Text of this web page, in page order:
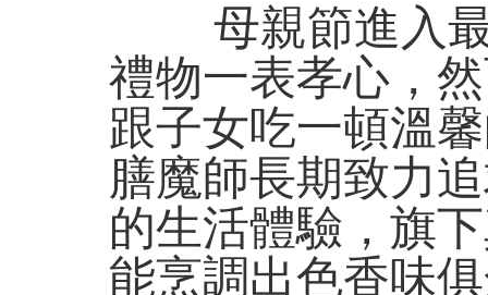
母親節進入最
禮物一表孝心，
跟子女吃一頓溫
膳魔師長期致力
的生活體驗，旗
能烹調出色香味